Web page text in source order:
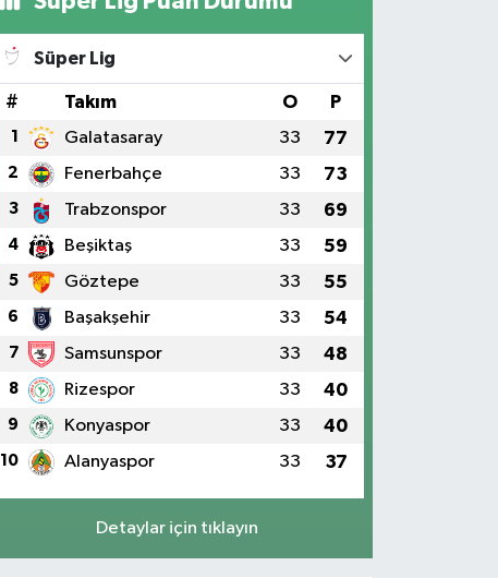
Süper Lig
# Takım O P
1 Galatasaray 33 77
2 Fenerbahçe 33 73
3 Trabzonspor 33 69
4 Beşiktaş 33 59
5 Göztepe 33 55
6 Başakşehir 33 54
7 Samsunspor 33 48
8 Rizespor 33 40
9 Konyaspor 33 40
10 Alanyaspor 33 37
Detaylar için tıklayın